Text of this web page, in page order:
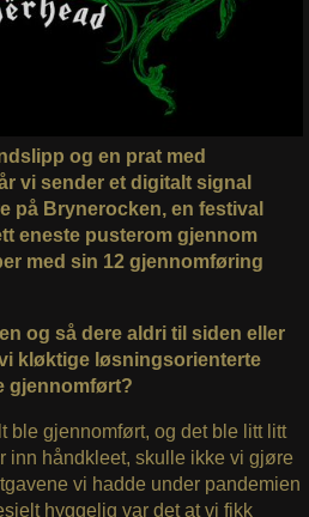
og en prat med
vi sender et digitalt signal
på Brynerocken, en festival
eneste pusterom gjennom
med sin 12 gjennomføring
og så dere aldri til siden eller
kløktige løsningsorienterte
gjennomført?
ble gjennomført, og det ble litt litt
inn håndkleet, skulle ikke vi gjøre
vi hadde under pandemien
hyggelig var det at vi fikk